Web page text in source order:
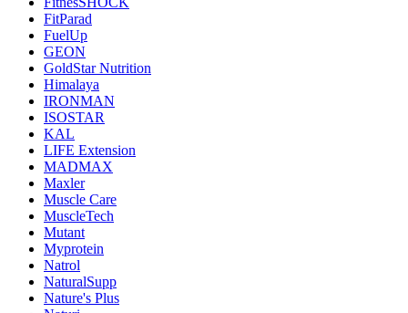
FitParad
FuelUp
GEON
GoldStar Nutrition
Himalaya
IRONMAN
ISOSTAR
KAL
LIFE Extension
MADMAX
Maxler
Muscle Care
MuscleTech
Mutant
Myprotein
Natrol
NaturalSupp
Nature's Plus